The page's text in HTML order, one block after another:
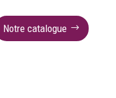
Notre catalogue